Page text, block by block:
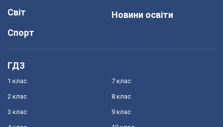
Світ
Спорт
Новини освіти
ГДЗ
1 клас
2 клас
3 клас
7 клас
8 клас
9 клас